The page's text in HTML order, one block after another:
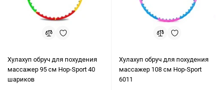
Хулахуп обруч для похудения
массажер 95 см Hop-Sport 40
шариков
Хулахуп обруч для похудения
массажер 108 см Hop-Sport
6011